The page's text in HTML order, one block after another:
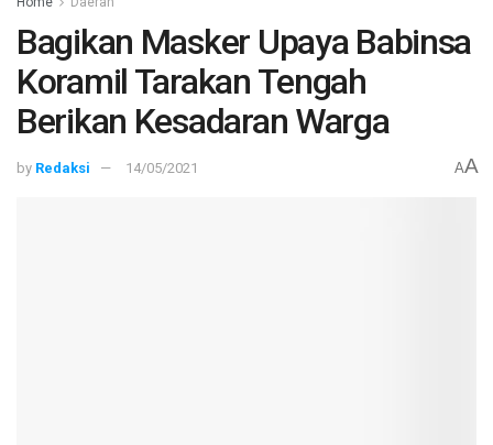
Bagikan Masker Upaya Babinsa
Koramil Tarakan Tengah
Berikan Kesadaran Warga
by Redaksi 14/05/2021 AA